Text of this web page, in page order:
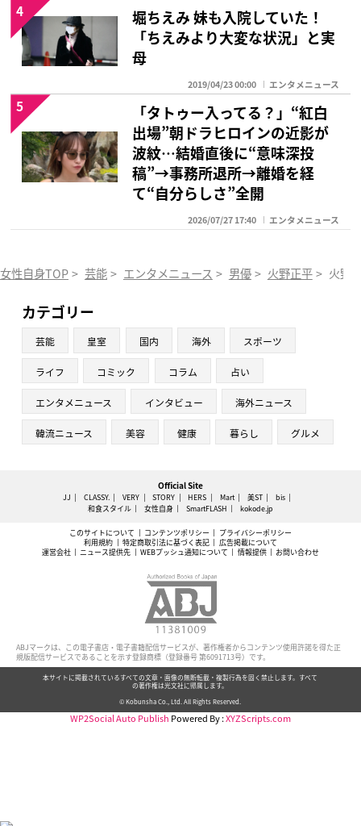
堀ちえみ 妹も入院していた！
「ちえみより大変な状況」と実
母
2019/04/23 00:00 エンタメニュース
4
「タトゥー入ってる？」“紅白
出場”朝ドラヒロインの近影が
波紋…結婚直後に“意味深投
稿”→事務所退所→離婚を経
て“自分らしさ”全開
2026/07/27 17:40 エンタメニュース
5
女性自身TOP > 芸能 > エンタメニュース > 男優 > 火野正平 > 火野
カテゴリー
芸能 皇室 国内 海外 スポーツ
ライフ コミック コラム 占い
エンタメニュース インタビュー 海外ニュース
韓流ニュース 美容 健康 暮らし グルメ
Official Site
JJ CLASSY. VERY STORY HERS Mart 美ST
bis
和食スタイル
女性自身 SmartFLASH kokode.jp
このサイトについて コンテンツポリシー
プライバシーポリシー
利用規約
特定商取引法に基づく表記
広告掲載について
運営会社
ニュース提供先 WEBプッシュ通知について 情報提供 お問い合わせ
ABJマークは、この電子書店・電子書籍配信サービスが、著作権者からコンテンツ使用許諾を得た正
規版配信サービスであることを示す登録商標（登録番号 第6091713号）です。
本サイトに掲載されているすべての文章・画像の無断転載・複製行為を固く禁止します。すべて
の著作権は光文社に帰属します。
© Kobunsha Co., Ltd. All Rights Reserved.
WP2Social Auto Publish Powered By :XYZScripts.com